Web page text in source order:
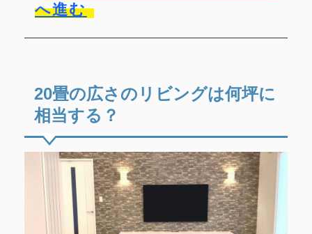
へ進む
20畳の広さのリビングは何坪に
相当する？